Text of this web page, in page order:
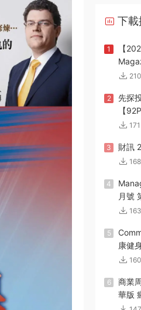
下
1
【
210
2
先探
【92P
171
3 財訊
168
4
月號
163
5
康健
160
6
商業
華版